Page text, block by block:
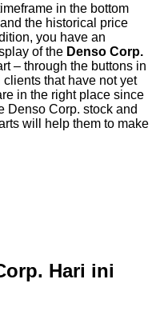
in the bottom
the historical price
you have an
of the Denso Corp.
– through the buttons in
that have not yet
in the right place since
Denso Corp. stock and
will help them to make
Hari ini